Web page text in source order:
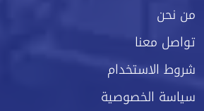
من نحن
تواصل معنا
شروط الاستخدام
سياسة الخصوصية